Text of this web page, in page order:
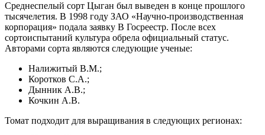
Среднеспелый сорт Цыган был выведен в конце прошлого
тысячелетия. В 1998 году ЗАО «Научно-производственная
корпорация» подала заявку В Госреестр. После всех
сортоиспытаний культура обрела официальный статус.
Авторами сорта являются следующие ученые:
Налижитый В.М.;
Коротков С.А.;
Дынник А.В.;
Кочкин А.В.
Томат подходит для выращивания в следующих регионах: